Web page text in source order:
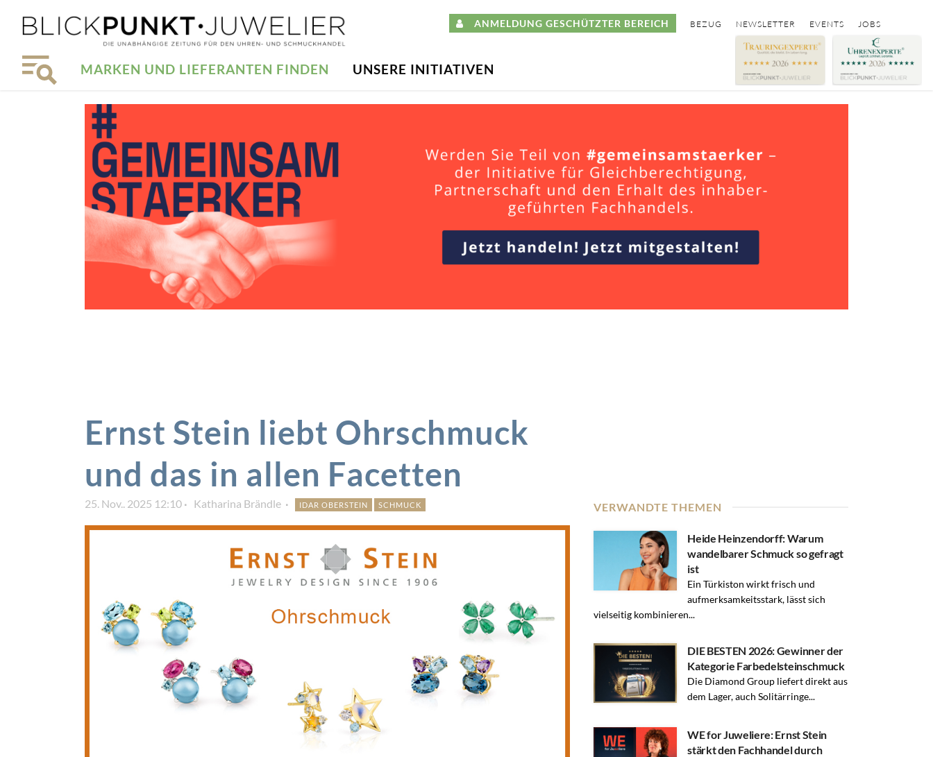
ANMELDUNG GESCHÜTZTER BEREICH BEZUG NEWSLETTER EVENTS JOBS
MARKEN UND LIEFERANTEN FINDEN UNSERE INITIATIVEN
Ernst Stein liebt Ohrschmuck
und das in allen Facetten
25. Nov.. 2025 12:10 Katharina Brändle IDAR OBERSTEIN SCHMUCK VERWANDTE THEMEN
Heide Heinzendorff: Warum
wandelbarer Schmuck so gefragt
ist
Ein Türkiston wirkt frisch und
aufmerksamkeitsstark, lässt sich
vielseitig kombinieren...
DIE BESTEN 2026: Gewinner der
Kategorie Farbedelsteinschmuck
Die Diamond Group liefert direkt aus
dem Lager, auch Solitärringe...
WE for Juweliere: Ernst Stein
stärkt den Fachhandel durch